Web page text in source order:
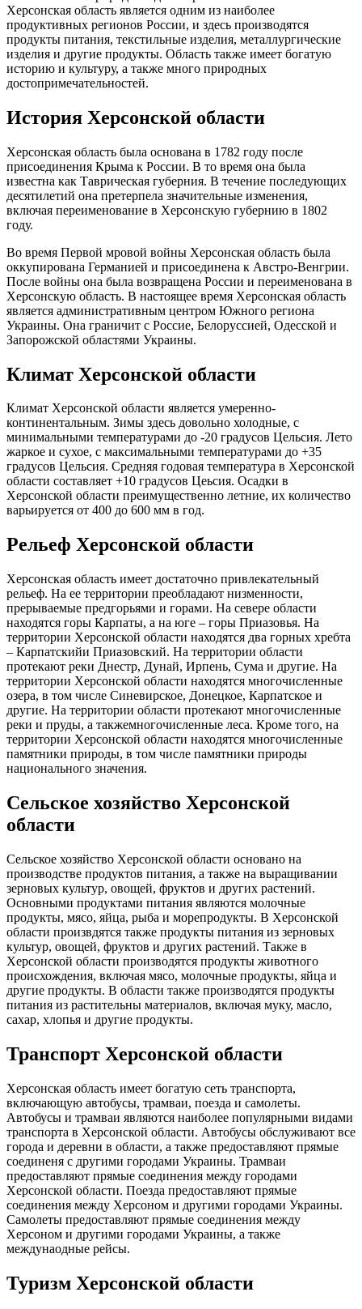
Херсонская область является одним из наиболее
продуктивных регионов России, и здесь производятся
продукты питания, текстильные изделия, металлургические
изделия и другие продукты. Область также имеет богатую
историю и культуру, а также много природных
достопримечательностей.
История Херсонской области
Херсонская область была основана в 1782 году после
присоединения Крыма к России. В то время она была
известна как Таврическая губерния. В течение последующих
десятилетий она претерпела значительные изменения,
включая переименование в Херсонскую губернию в 1802
году.
Во время Первой мровой войны Херсонская область была
оккупирована Германией и присоединена к Австро-Венгрии.
После войны она была возвращена России и переименована в
Херсонскую область. В настоящее время Херсонская область
является административным центром Южного региона
Украины. Она граничит с Россие, Белоруссией, Одесской и
Запорожской областями Украины.
Климат Херсонской области
Климат Херсонской области является умеренно-
континентальным. Зимы здесь довольно холодные, с
минимальными температурами до -20 градусов Цельсия. Лето
жаркое и сухое, с максимальными температурами до +35
градусов Цельсия. Средняя годовая температура в Херсонской
области составляет +10 градусов Цеьсия. Осадки в
Херсонской области преимущественно летние, их количество
варьируется от 400 до 600 мм в год.
Рельеф Херсонской области
Херсонская область имеет достаточно привлекательный
рельеф. На ее территории преобладают низменности,
прерываемые предгорьями и горами. На севере области
находятся горы Карпаты, а на юге – горы Приазовья. На
территории Херсонской области находятся два горных хребта
– Карпатскийи Приазовский. На территории области
протекают реки Днестр, Дунай, Ирпень, Сума и другие. На
территории Херсонской области находятся многочисленные
озера, в том числе Синевирское, Донецкое, Карпатское и
другие. На территории области протекают многочисленные
реки и пруды, а такжемногочисленные леса. Кроме того, на
территории Херсонской области находятся многочисленные
памятники природы, в том числе памятники природы
национального значения.
Сельское хозяйство Херсонской
области
Сельское хозяйство Херсонской области основано на
производстве продуктов питания, а также на выращивании
зерновых культур, овощей, фруктов и других растений.
Основными продуктами питания являются молочные
продукты, мясо, яйца, рыба и морепродукты. В Херсонской
области произвдятся также продукты питания из зерновых
культур, овощей, фруктов и других растений. Также в
Херсонской области производятся продукты животного
происхождения, включая мясо, молочные продукты, яйца и
другие продукты. В области также производятся продукты
питания из растительны материалов, включая муку, масло,
сахар, хлопья и другие продукты.
Транспорт Херсонской области
Херсонская область имеет богатую сеть транспорта,
включающую автобусы, трамваи, поезда и самолеты.
Автобусы и трамваи являются наиболее популярными видами
транспорта в Херсонской области. Автобусы обслуживают все
города и деревни в области, а также предоставляют прямые
соединеня с другими городами Украины. Трамваи
предоставляют прямые соединения между городами
Херсонской области. Поезда предоставляют прямые
соединения между Херсоном и другими городами Украины.
Самолеты предоставляют прямые соединения между
Херсоном и другими городами Украины, а также
междунаодные рейсы.
Туризм Херсонской области